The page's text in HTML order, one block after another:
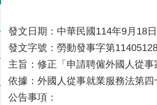
發文日期： 中華民國114年9月18日
發文字號： 勞動發事字第
主旨： 修正「申請聘僱外國人從
依據： 外國人從事就業服務法第
公告事項：